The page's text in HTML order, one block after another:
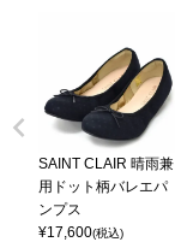
SAINT CLAIR 晴雨兼
用ドット柄バレエパ
ンプス
¥17,600(税込)